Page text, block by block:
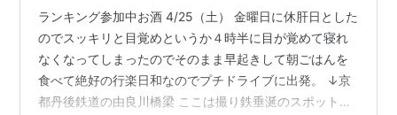
ランキング参加中お酒 4/25（土） 金曜日に休肝日とした
のでスッキリと目覚めというか４時半に目が覚めて寝れ
なくなってしまったのでそのまま早起きして朝ごはんを
食べて絶好の行楽日和なのでプチドライブに出発。 ↓京
都丹後鉄道の由良川橋梁 ここは撮り鉄垂涎のスポット